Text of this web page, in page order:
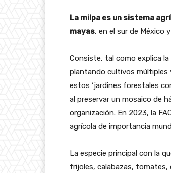
La milpa es un sistema
mayas, en el sur de México
Consiste, tal como explica
plantando cultivos múltiples
estos ‘jardines forestales
al preservar un mosaico de
organización. En 2023, la
agrícola de importancia
La especie principal con la
frijoles, calabazas, tomates,